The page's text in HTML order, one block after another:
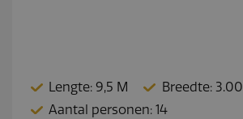
Lengte: 9,5 M
Breedte: 3.00
Aantal personen: 14